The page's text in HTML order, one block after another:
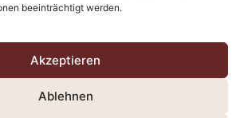
beeinträchtigt werden.
Akzeptieren
Ablehnen